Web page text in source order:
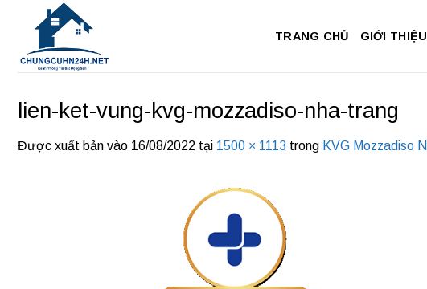
dung
TRANG CHỦ GIỚI THIỆU
lien-ket-vung-kvg-mozzadiso-nha-trang
Được xuất bản vào 16/08/2022 tại 1500 × 1113 trong KVG Mozzadiso